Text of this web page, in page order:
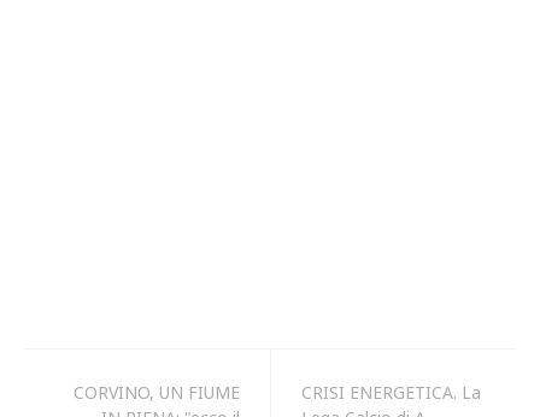
CORVINO, UN FIUME
CRISI ENERGETICA. La